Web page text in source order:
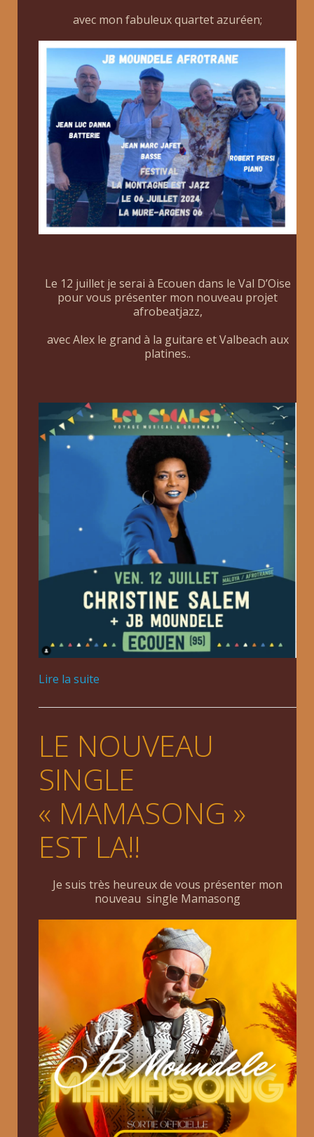
avec mon fabuleux quartet azuréen;
Le 12 juillet je serai à Ecouen dans le Val D’Oise
pour vous présenter mon nouveau projet
afrobeatjazz,
avec Alex le grand à la guitare et Valbeach aux
platines..
Lire la suite
LE NOUVEAU
SINGLE
« MAMASONG »
EST LA!!
Je suis très heureux de vous présenter mon
nouveau single Mamasong